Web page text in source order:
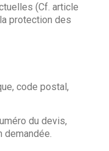
(Cf. article
protection des
code postal,
du devis,